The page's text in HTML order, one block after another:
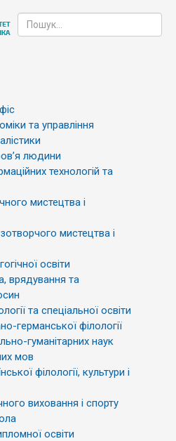
та управління
людини
технологій та
мистецтва і
мистецтва і
освіти
врядування та
та спеціальної освіти
германської філології
гуманітарних наук
мов
філології, культури і
виховання і спорту
освіти